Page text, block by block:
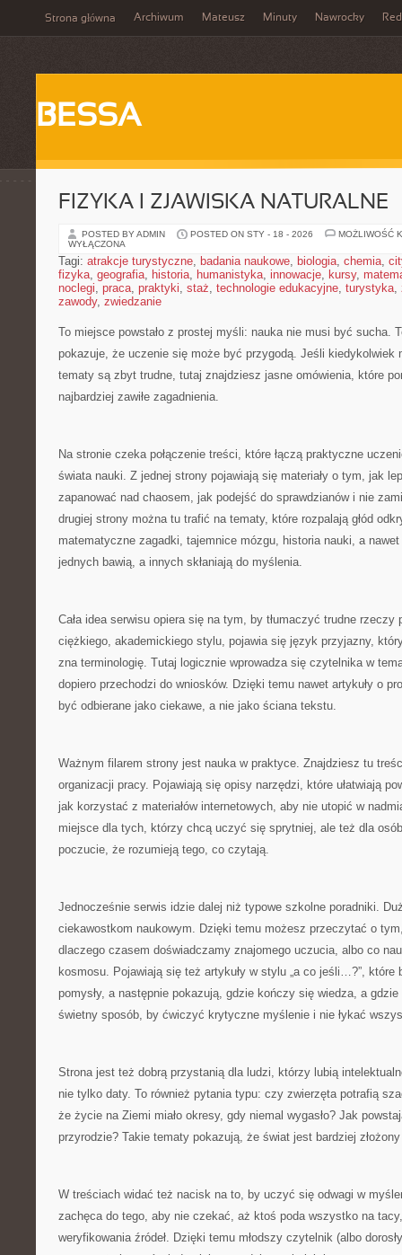
Strona główna Archiwum Mateusz Minuty Nawrocky
BESSA
FIZYKA I ZJAWISKA NATURALNE
POSTED BY ADMIN POSTED ON STY - 18 - 2026
MOŻLIWOŚĆ
WYŁĄCZONA
Tagi: atrakcje turystyczne, badania naukowe, biologia, chemia,
fizyka, geografia, historia, humanistyka, innowacje, kursy,
noclegi, praca, praktyki, staż, technologie edukacyjne, turystyka,
zawody, zwiedzanie
To miejsce powstało z prostej myśli: nauka nie musi być sucha.
pokazuje, że uczenie się może być przygodą. Jeśli kiedykolwiek
tematy są zbyt trudne, tutaj znajdziesz jasne omówienia, które
najbardziej zawiłe zagadnienia.
Na stronie czeka połączenie treści, które łączą praktyczne
świata nauki. Z jednej strony pojawiają się materiały o tym, jak
zapanować nad chaosem, jak podejść do sprawdzianów i nie
drugiej strony można tu trafić na tematy, które rozpalają głód
matematyczne zagadki, tajemnice mózgu, historia nauki, a
jednych bawią, a innych skłaniają do myślenia.
Cała idea serwisu opiera się na tym, by tłumaczyć trudne rzeczy
ciężkiego, akademickiego stylu, pojawia się język przyjazny,
zna terminologię. Tutaj logicznie wprowadza się czytelnika w
dopiero przechodzi do wniosków. Dzięki temu nawet artykuły o
być odbierane jako ciekawe, a nie jako ściana tekstu.
Ważnym filarem strony jest nauka w praktyce. Znajdziesz tu
organizacji pracy. Pojawiają się opisy narzędzi, które ułatwiają
jak korzystać z materiałów internetowych, aby nie utopić w
miejsce dla tych, którzy chcą uczyć się sprytniej, ale też dla
poczucie, że rozumieją tego, co czytają.
Jednocześnie serwis idzie dalej niż typowe szkolne poradniki.
ciekawostkom naukowym. Dzięki temu możesz przeczytać o
dlaczego czasem doświadczamy znajomego uczucia, albo co
kosmosu. Pojawiają się też artykuły w stylu „a co jeśli…?”, które
pomysły, a następnie pokazują, gdzie kończy się wiedza, a
świetny sposób, by ćwiczyć krytyczne myślenie i nie łykać
Strona jest też dobrą przystanią dla ludzi, którzy lubią
nie tylko daty. To również pytania typu: czy zwierzęta potrafią
że życie na Ziemi miało okresy, gdy niemal wygasło? Jak
przyrodzie? Takie tematy pokazują, że świat jest bardziej
W treściach widać też nacisk na to, by uczyć się odwagi w
zachęca do tego, aby nie czekać, aż ktoś poda wszystko na
weryfikowania źródeł. Dzięki temu młodszy czytelnik (albo